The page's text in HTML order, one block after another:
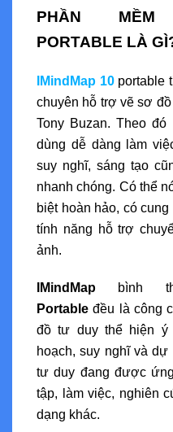
PHẦN MỀM
PORTABLE LÀ
IMindMap 10portable
chuyên hỗ trợ vẽ sơ
Tony Buzan. Theo
dùng dễ dàng làm
suy nghĩ, sáng tạo
nhanh chóng. Có thể
biệt hoàn hảo, có
tính năng hỗ trợ
ảnh.
IMindMap bình
Portable đều là công
đồ tư duy thể hiện ý
hoạch, suy nghĩ và
tư duy đang được
tập, làm việc, nghiên
dạng khác.